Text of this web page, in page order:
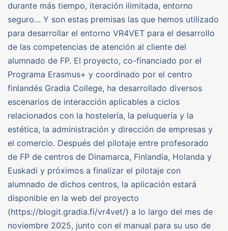
durante más tiempo, iteración ilimitada, entorno
seguro… Y son estas premisas las que hemos utilizado
para desarrollar el entorno VR4VET para el desarrollo
de las competencias de atención al cliente del
alumnado de FP. El proyecto, co-financiado por el
Programa Erasmus+ y coordinado por el centro
finlandés Gradia College, ha desarrollado diversos
escenarios de interacción aplicables a ciclos
relacionados con la hostelería, la peluquería y la
estética, la administración y dirección de empresas y
el comercio. Después del pilotaje entre profesorado
de FP de centros de Dinamarca, Finlandia, Holanda y
Euskadi y próximos a finalizar el pilotaje con
alumnado de dichos centros, la aplicación estará
disponible en la web del proyecto
(https://blogit.gradia.fi/vr4vet/) a lo largo del mes de
noviembre 2025, junto con el manual para su uso de